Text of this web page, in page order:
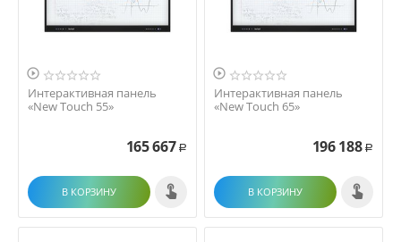

Интерактивная панель
«New Touch 55»
165 667 Р
В КОРЗИНУ

Интерактивная панель
«New Touch 65»
196 188 Р
В КОРЗИНУ